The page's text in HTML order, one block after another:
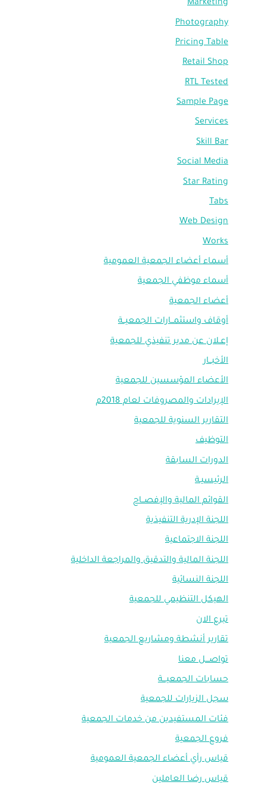
Marketing
Photography
Pricing Table
Retail Shop
RTL Tested
Sample Page
Services
Skill Bar
Social Media
Star Rating
Tabs
Web Design
Works
أسماء أعضاء الجمعية العمومية
أسماء موظفي الجمعية
أعضاء الجمعية
أوقاف واستثمــارات الجمعيــة
إعـلان عن مدير تنفيذي للجمعية
الأخبــار
الأعضاء المؤسسين للجمعية
الإيرادات والمصروفات لعام 2018م
التقارير السنوية للجمعية
التوظيف
الدورات السابقة
الرئيسيـة
القوائم المالية والإفصــاح
اللجنة الإدرية التنفيذية
اللجنة الاجتماعية
اللجنة المالية والتدقيق والمراجعة الداخلية
اللجنة النسائية
الهيكل التنظيمي للجمعية
تبرع الان
تقارير أنشطة ومشاريع الجمعية
تواصـــل معنا
حسابات الجمعيـــة
سجل الزيارات للجمعية
فئات المستفيدين من خدمات الجمعية
فروع الجمعية
قياس رأي أعضاء الجمعية العمومية
قياس رضا العاملين